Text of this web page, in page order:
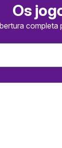
Os
completa